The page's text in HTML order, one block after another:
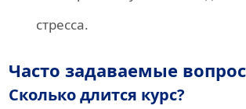
стресса.
Часто задаваемые
Сколько длится курс?